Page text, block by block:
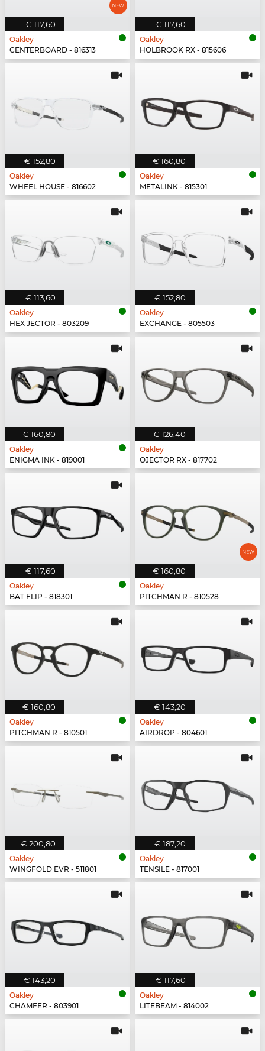
€ 117,60
Oakley
CENTERBOARD - 816313
€ 117,60
Oakley
HOLBROOK RX - 815606
€ 152,80
Oakley
WHEEL HOUSE - 816602
€ 160,80
Oakley
METALINK - 815301
€ 113,60
Oakley
HEX JECTOR - 803209
€ 152,80
Oakley
EXCHANGE - 805503
€ 160,80
Oakley
ENIGMA INK - 819001
€ 126,40
Oakley
OJECTOR RX - 817702
€ 117,60
Oakley
BAT FLIP - 818301
€ 160,80
Oakley
PITCHMAN R - 810528
€ 160,80
Oakley
PITCHMAN R - 810501
€ 143,20
Oakley
AIRDROP - 804601
€ 200,80
Oakley
WINGFOLD EVR - 511801
€ 187,20
Oakley
TENSILE - 817001
€ 143,20
Oakley
CHAMFER - 803901
€ 117,60
Oakley
LITEBEAM - 814002